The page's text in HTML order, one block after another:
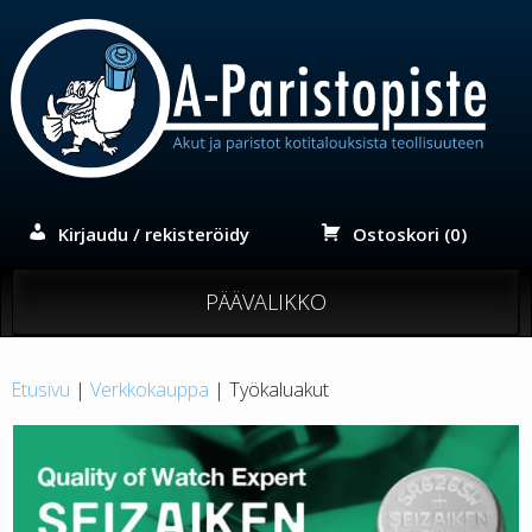
sisältöön
Kirjaudu / rekisteröidy Ostoskori (0)
PÄÄVALIKKO
Etusivu | Verkkokauppa | Työkaluakut